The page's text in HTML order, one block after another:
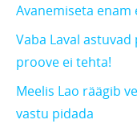
Avanemiseta enam
Vaba Laval
proove ei tehta!
Meelis Lao räägib
vastu pidada